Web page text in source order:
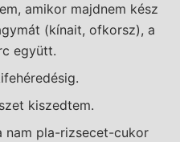
amikor majdnem kész
(kínait, ofkorsz), a
együtt.
kiszedtem.
nam pla-rizsecet-cukor